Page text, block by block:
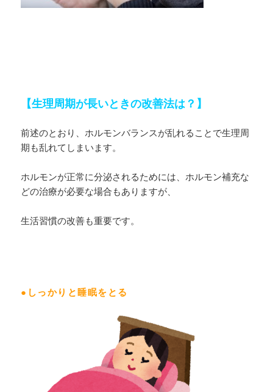
【生理周期が長いときの改善法は？】
前述のとおり、ホルモンバランスが乱れることで生理周
期も乱れてしまいます。
ホルモンが正常に分泌されるためには、ホルモン補充な
どの治療が必要な場合もありますが、
生活習慣の改善も重要です。
●しっかりと睡眠をとる